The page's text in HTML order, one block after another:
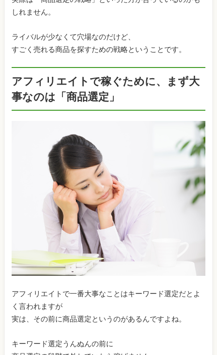
しれません。
ライバルが少なくて穴場なのだけど、
すごく売れる商品を探すための戦略ということです。
アフィリエイトで稼ぐために、まず大
事なのは「商品選定」
アフィリエイトで一番大事なことはキーワード選定だとよ
く言われますが
実は、その前に商品選定というのがあるんですよね。
キーワード選定うんぬんの前に